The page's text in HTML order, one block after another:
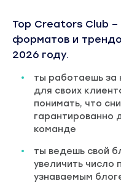
Top Creators Club
форматов и
2026 году.
ты работаешь за
для своих
понимать, что
гарантированно
команде
ты ведешь свой
увеличить число
узнаваемым